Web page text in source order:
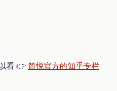
看 👉 简悦官方的知乎专栏